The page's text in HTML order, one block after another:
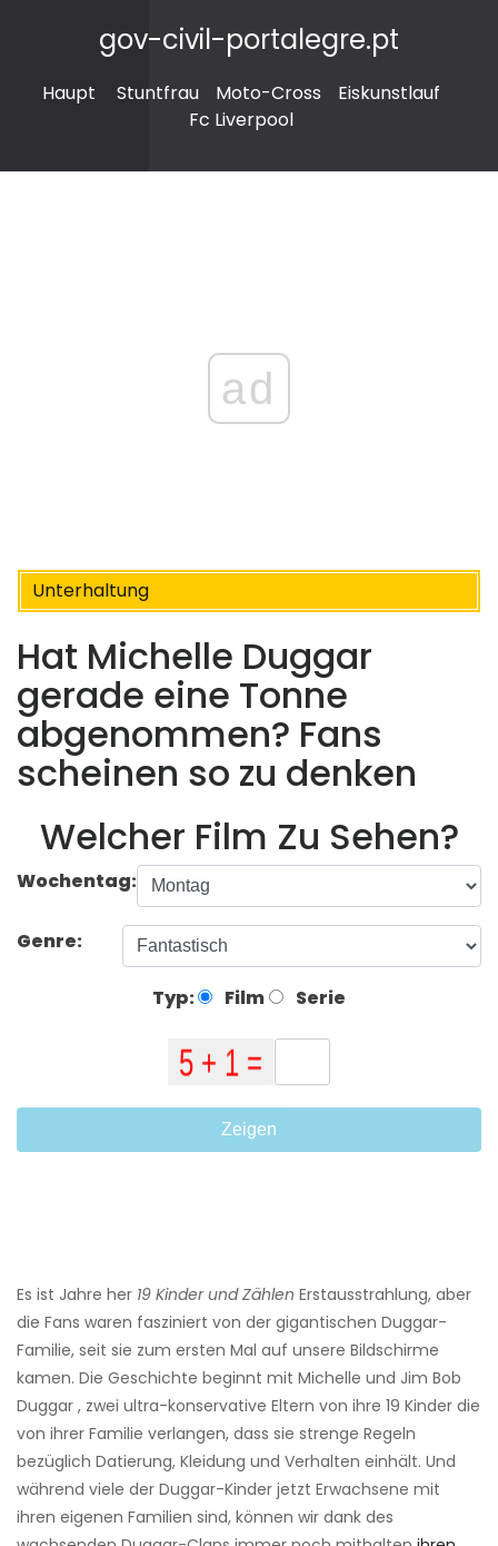
gov-civil-portalegre.pt
Haupt Stuntfrau Moto-Cross
Eiskunstlauf
Fc Liverpool
ad
Unterhaltung
Hat Michelle Duggar
gerade eine Tonne
abgenommen? Fans
scheinen so zu denken
Welcher Film Zu Sehen?
Wochentag:
Genre:
Typ: Film Serie
Zeigen
Es ist Jahre her 19 Kinder und Zählen Erstausstrahlung, aber
die Fans waren fasziniert von der gigantischen Duggar-
Familie, seit sie zum ersten Mal auf unsere Bildschirme
kamen. Die Geschichte beginnt mit Michelle und Jim Bob
Duggar , zwei ultra-konservative Eltern von ihre 19 Kinder die
von ihrer Familie verlangen, dass sie strenge Regeln
bezüglich Datierung, Kleidung und Verhalten einhält. Und
während viele der Duggar-Kinder jetzt Erwachsene mit
ihren eigenen Familien sind, können wir dank des